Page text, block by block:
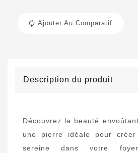
Ajouter Au Comparatif
Description du produit
Découvrez la beauté
une pierre idéale pour créer
sereine dans votre